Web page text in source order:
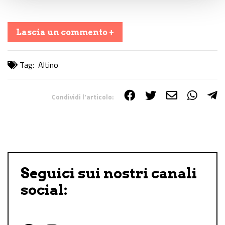
Lascia un commento +
Tag: Altino
Condividi l'articolo:
Seguici sui nostri canali
social: